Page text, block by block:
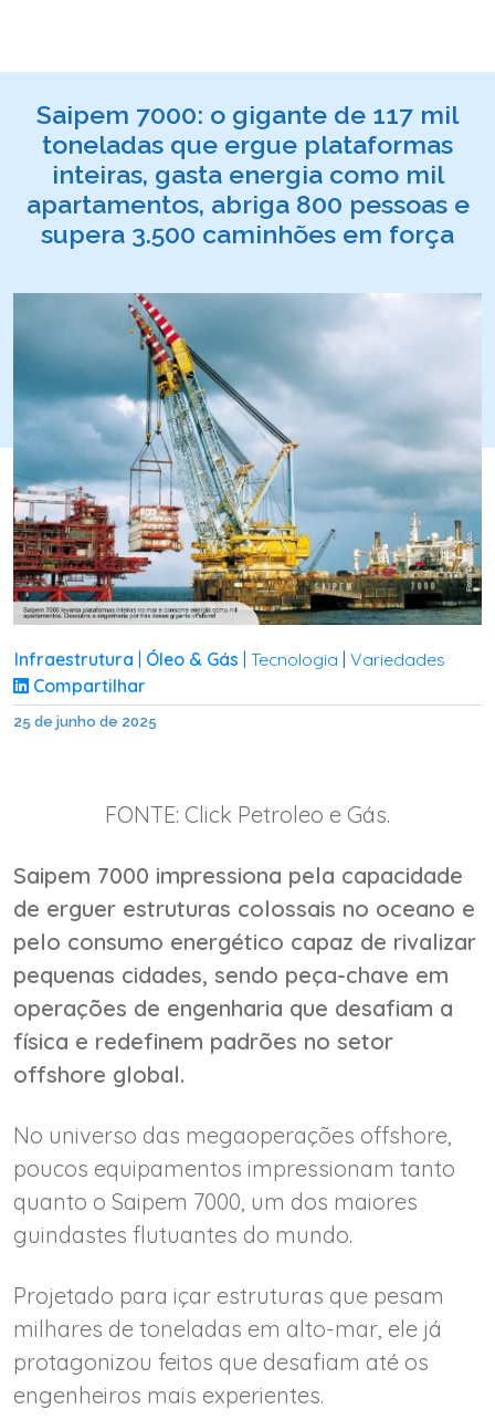
Saipem 7000: o gigante de 117 mil
toneladas que ergue plataformas
inteiras, gasta energia como mil
apartamentos, abriga 800 pessoas e
supera 3.500 caminhões em força
Infraestrutura Óleo & Gás Tecnologia Variedades
Compartilhar
25 de junho de 2025
FONTE: Click Petroleo e Gás.
Saipem 7000 impressiona pela capacidade
de erguer estruturas colossais no oceano e
pelo consumo energético capaz de rivalizar
pequenas cidades, sendo peça-chave em
operações de engenharia que desafiam a
física e redefinem padrões no setor
offshore global.
No universo das megaoperações offshore,
poucos equipamentos impressionam tanto
quanto o Saipem 7000, um dos maiores
guindastes flutuantes do mundo.
Projetado para içar estruturas que pesam
milhares de toneladas em alto-mar, ele já
protagonizou feitos que desafiam até os
engenheiros mais experientes.